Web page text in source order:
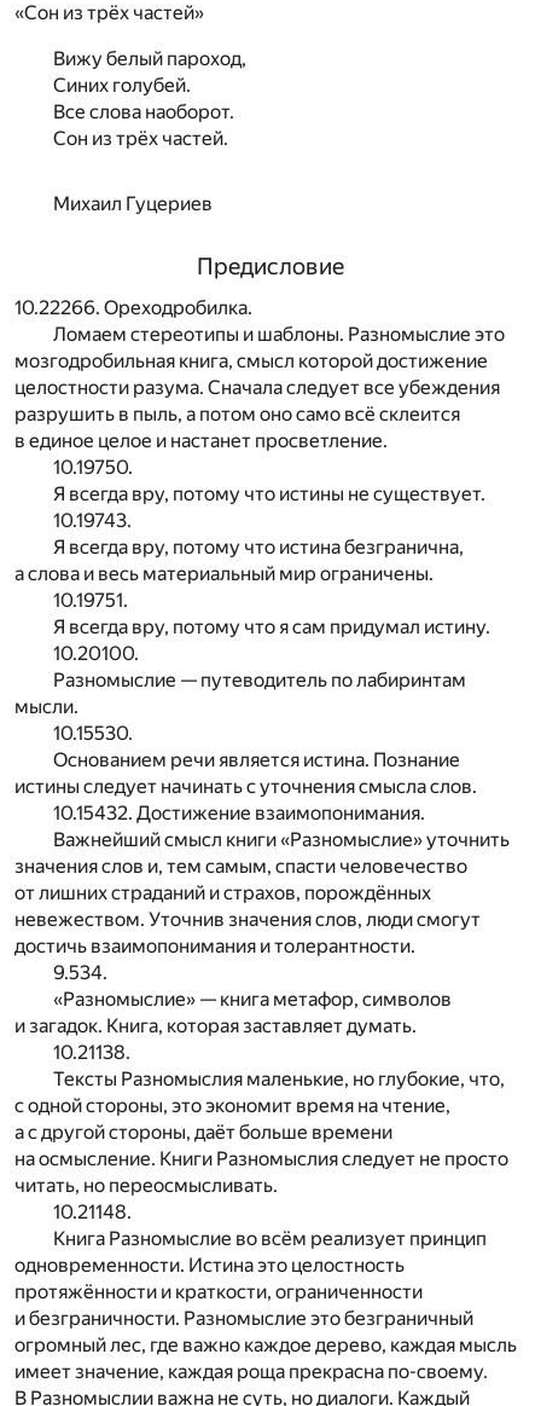
«Сон из трёх частей»
Вижу белый пароход,
Синих голубей.
Все слова наоборот.
Сон из трёх частей.
Михаил Гуцериев
Предисловие
10.22266. Ореходробилка.
Ломаем стереотипы и шаблоны. Разномыслие это
мозгодробильная книга, смысл которой достижение
целостности разума. Сначала следует все убеждения
разрушить в пыль, а потом оно само всё склеится
в единое целое и настанет просветление.
10.19750.
Я всегда вру, потому что истины не существует.
10.19743.
Я всегда вру, потому что истина безгранична,
а слова и весь материальный мир ограничены.
10.19751.
Я всегда вру, потому что я сам придумал истину.
10.20100.
Разномыслие — путеводитель по лабиринтам
мысли.
10.15530.
Основанием речи является истина. Познание
истины следует начинать с уточнения смысла слов.
10.15432. Достижение взаимопонимания.
Важнейший смысл книги «Разномыслие» уточнить
значения слов и, тем самым, спасти человечество
от лишних страданий и страхов, порождённых
невежеством. Уточнив значения слов, люди смогут
достичь взаимопонимания и толерантности.
9.534.
«Разномыслие» — книга метафор, символов
и загадок. Книга, которая заставляет думать.
10.21138.
Тексты Разномыслия маленькие, но глубокие, что,
с одной стороны, это экономит время на чтение,
а с другой стороны, даёт больше времени
на осмысление. Книги Разномыслия следует не просто
читать, но переосмысливать.
10.21148.
Книга Разномыслие во всём реализует принцип
одновременности. Истина это целостность
протяжённости и краткости, ограниченности
и безграничности. Разномыслие это безграничный
огромный лес, где важно каждое дерево, каждая мысль
имеет значение, каждая роща прекрасна по-своему.
В Разномыслии важна не суть, но диалоги. Каждый